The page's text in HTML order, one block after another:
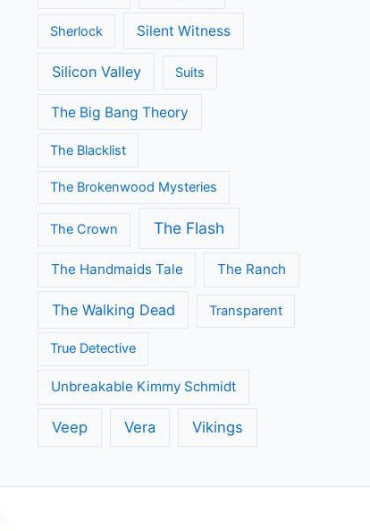
Sherlock Silent Witness
Silicon Valley Suits
The Big Bang Theory
The Blacklist
The Brokenwood Mysteries
The Crown The Flash
The Handmaids Tale The Ranch
The Walking Dead Transparent
True Detective
Unbreakable Kimmy Schmidt
Veep Vera Vikings